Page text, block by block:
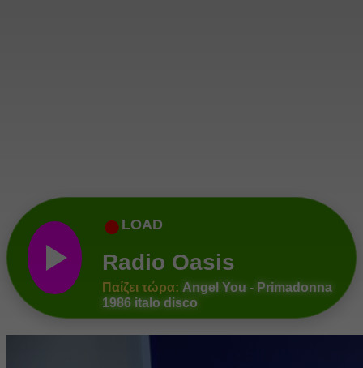
● LOAD
Radio Oasis
Παίζει τώρα: Angel You - Primadonna
1986 italo disco